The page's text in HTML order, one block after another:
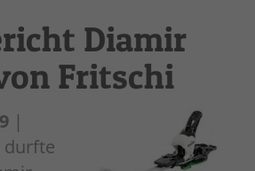
Diamir
Fritschi
|
durfte